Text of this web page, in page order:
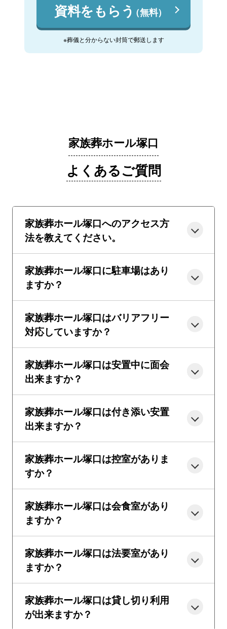
資料をもらう（無料）
※葬儀と分からない封筒で郵送します
家族葬ホール塚口
よくあるご質問
家族葬ホール塚口へのアクセス方
法を教えてください。
家族葬ホール塚口に駐車場はあり
ますか？
家族葬ホール塚口はバリアフリー
対応していますか？
家族葬ホール塚口は安置中に面会
出来ますか？
家族葬ホール塚口は付き添い安置
出来ますか？
家族葬ホール塚口は控室がありま
すか？
家族葬ホール塚口は会食室があり
ますか？
家族葬ホール塚口は法要室があり
ますか？
家族葬ホール塚口は貸し切り利用
が出来ますか？